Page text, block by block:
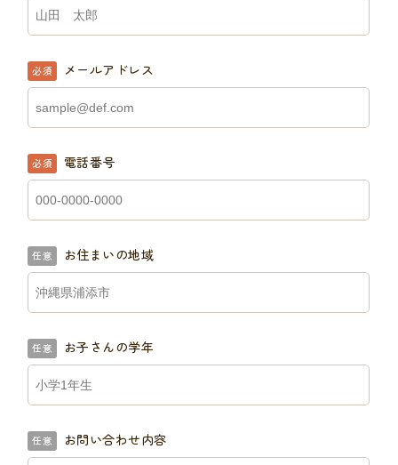
必須 メールアドレス
必須 電話番号
任意 お住まいの地域
任意 お子さんの学年
任意 お問い合わせ内容